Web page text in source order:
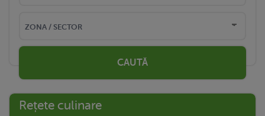
CAUTĂ
Rețete culinare